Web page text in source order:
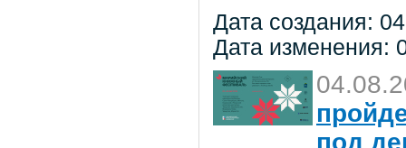
Дата создания:
Дата изменения: